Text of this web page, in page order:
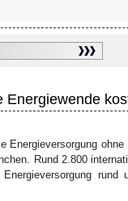
Energiewende
Energieversorgung
Rund 2.800